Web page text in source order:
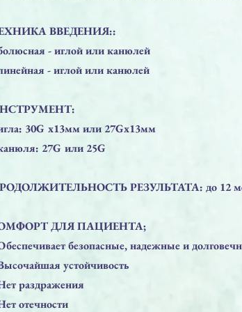
ВВЕДЕНИЯ::
- иглой или канюлей
- иглой или канюлей
30G x13мм или 27Gx13мм
27G или 25G
РЕЗУЛЬТАТА: до 12
ДЛЯ ПАЦИЕНТА;
безопасные, надежные и
устойчивость
раздражения
отечности